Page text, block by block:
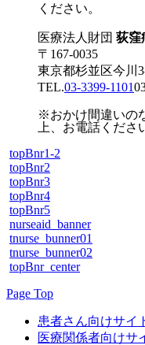
ください。
医療法人財団 荻窪
〒167-0035
東京都杉並区今川
TEL.03-3399-1101
※おかけ間違いの
上、お電話くださ
topBnr1-2
topBnr2
topBnr3
topBnr4
topBnr5
nurseaid_banner
tnurse_bunner01
tnurse_bunner02
topBnr_center
Page Top
患者さん向けサイ
医療関係者向けサ